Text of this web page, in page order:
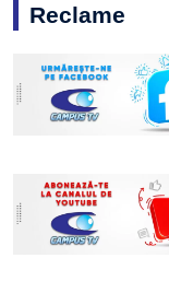
Reclame